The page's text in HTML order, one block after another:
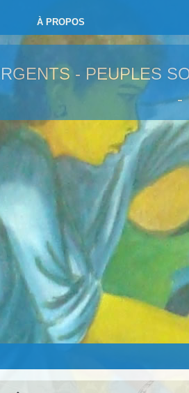
À PROPOS
- PEUPLES
-